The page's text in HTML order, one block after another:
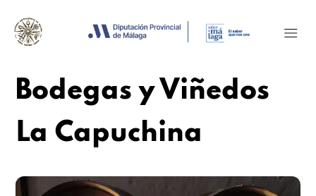
Bodegas y Viñedos
La Capuchina